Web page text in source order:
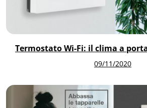
Termostato Wi-Fi: il clima a
09/11/2020